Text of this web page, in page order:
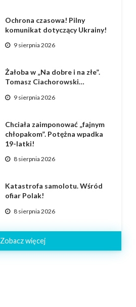
Ochrona czasowa! Pilny
komunikat dotyczący Ukrainy!
9 sierpnia 2026
Żałoba w „Na dobre i na złe”.
Tomasz Ciachorowski…
9 sierpnia 2026
Chciała zaimponować „fajnym
chłopakom”. Potężna wpadka
19-latki!
8 sierpnia 2026
Katastrofa samolotu. Wśród
ofiar Polak!
8 sierpnia 2026
Zobacz więcej